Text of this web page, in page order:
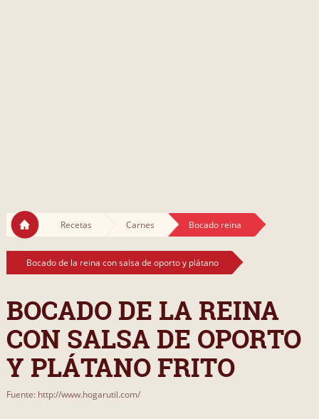
Recetas Carnes Bocado reina
Bocado de la reina con salsa de oporto y plátano
BOCADO DE LA REINA
CON SALSA DE OPORTO
Y PLÁTANO FRITO
Fuente: http://www.hogarutil.com/